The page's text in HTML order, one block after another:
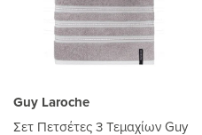
Guy Laroche
Σετ Πετσέτες 3 Τεμαχίων Guy